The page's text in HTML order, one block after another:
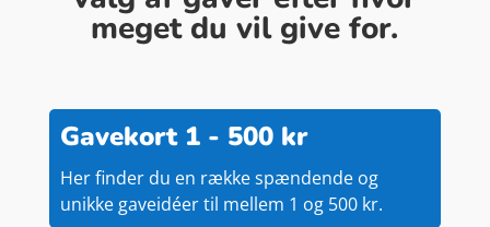
meget du vil give for.
Gavekort 1 - 500 kr
Her finder du en række spændende og
unikke gaveidéer til mellem 1 og 500 kr.